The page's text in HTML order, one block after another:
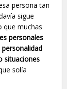
persona tan
sigue
que muchas
personales
situaciones
solía